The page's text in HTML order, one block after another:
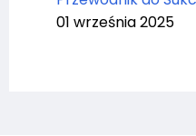
01 września 2025